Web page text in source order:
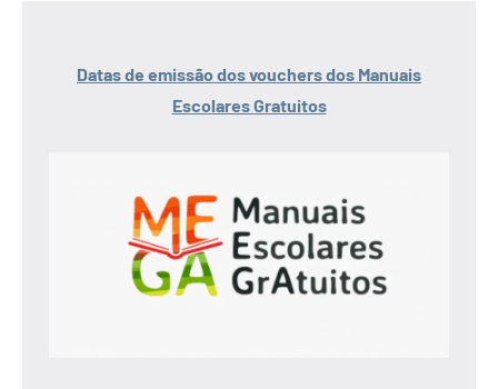
Datas de emissão dos vouchers dos Manuais
Escolares Gratuitos